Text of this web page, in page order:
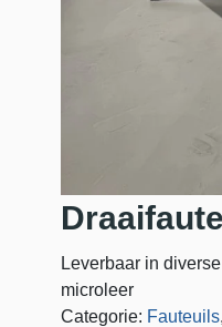
Leverbaar in
microleer
Categorie: Fauteuils,